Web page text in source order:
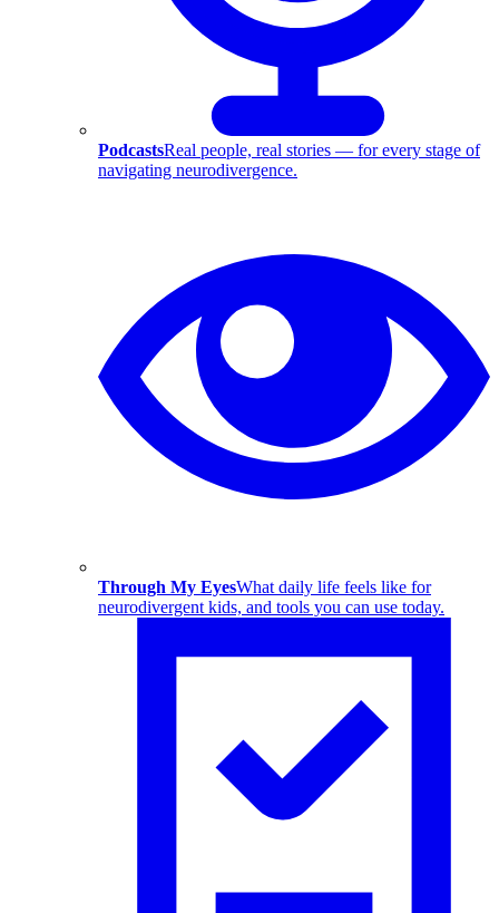
PodcastsReal people, real stories — for every stage of
navigating neurodivergence.
Through My EyesWhat daily life feels like for
neurodivergent kids, and tools you can use today.